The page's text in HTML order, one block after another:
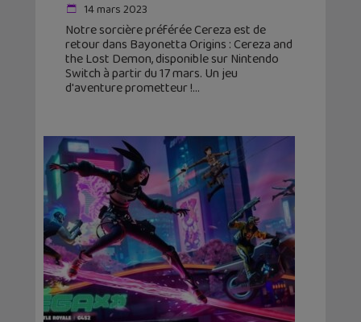
14 mars 2023
Notre sorcière préférée Cereza est de
retour dans Bayonetta Origins : Cereza and
the Lost Demon, disponible sur Nintendo
Switch à partir du 17 mars. Un jeu
d'aventure prometteur !